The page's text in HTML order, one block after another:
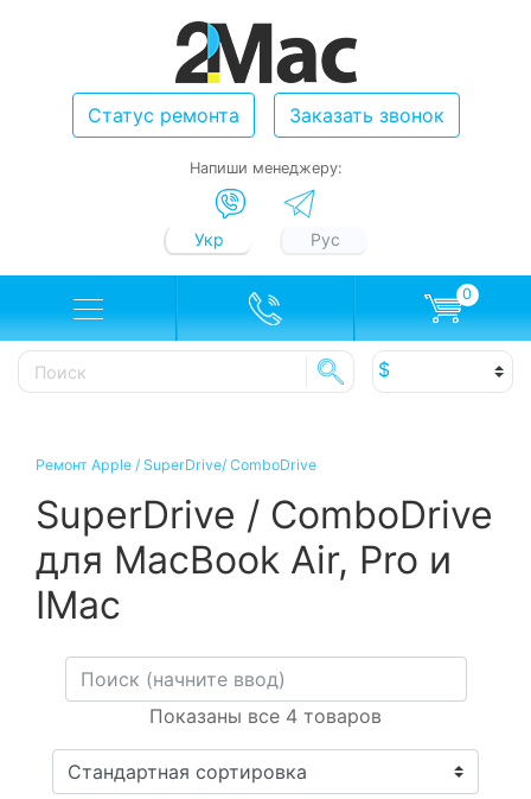
Статус ремонта Заказать звонок
Напиши менеджеру:
Укр Рус
0
Ремонт Apple / SuperDrive/ ComboDrive
SuperDrive / ComboDrive
для MacBook Air, Pro и
IMac
Показаны все 4 товаров